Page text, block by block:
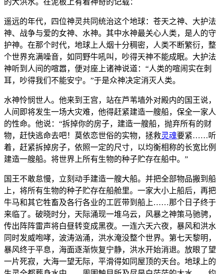
遥远的年代，四位神灵共同统治这个地球：苍天之神、大护法
神、战争与爱的女神、水神。其中水神最关心人类，是人的守
护神。在那个时代，地球上人烟十分稠密，人类不断繁衍，整
个世界充满噪音，如同野牛吼叫，吵得天神不能成眠。大护法
神听到人间的喧嚣，便对座上诸神说道：“人类的喧闹实在刺
耳，吵得我们不能安宁。”于是众神决定消灭人类。
水神怜悯世人。他来到王宫，站在芦苇墙外对殿内的国王说，
人间即将发生一场大灾难，他得赶紧建造一艘船，保全一家人
的性命。他说：“拆掉你的房子，建造一艘船，抛弃所有的财
物，赶快逃命去吧！莫依恋世俗的实物，拯救灵魂要紧……听
着，赶紧拆掉房子，依照一定的尺寸，以均衡相称的长宽比例
建造一艘船。将世界上所有生物的种子贮存在船中。”
国王不敢怠慢，立刻动手建造一艘大船。并把全部物品搬到船
上，将所有生物的种子贮存在船舱里。一家大小上船后，再把
牛马和其它牲畜及各行各业的工匠带到船上……那个日子终于
来临了。破晓时分，天际涌现一堆乌云，风暴之神策马驰骋，
传出阵阵雷声将白昼转变成黑夜。一连六天六夜，暴风和洪水
同时发威咆哮，波涛汹涌，洪水淹没整个世界。第七天黎明，
暴风终于平息，海面逐渐恢复宁静，洪水开始消退。放眼了望
一片死寂，大海一望无际，平滑得如同屋顶的天台。地球上的